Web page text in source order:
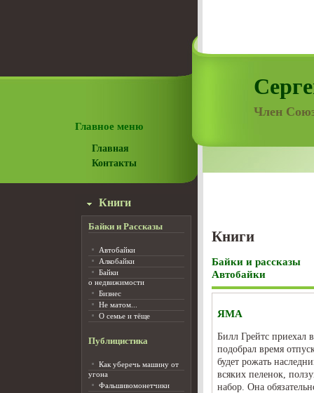
Главное меню
Главная
Контакты
Книги
Байки и Рассказы
Автобайки
Алкобайки
Байки
о недвижимости
Бизнес
Не матом...
О семье и тёще
Публицистика
Как уберечь машину от
угона
Фальшивомонетчики
Член
Книги
Байки и рассказы
Автобайки
ЯМА
Билл Грейтс приехал
подобрал время
будет рожать
всяких пеленок,
набор. Она